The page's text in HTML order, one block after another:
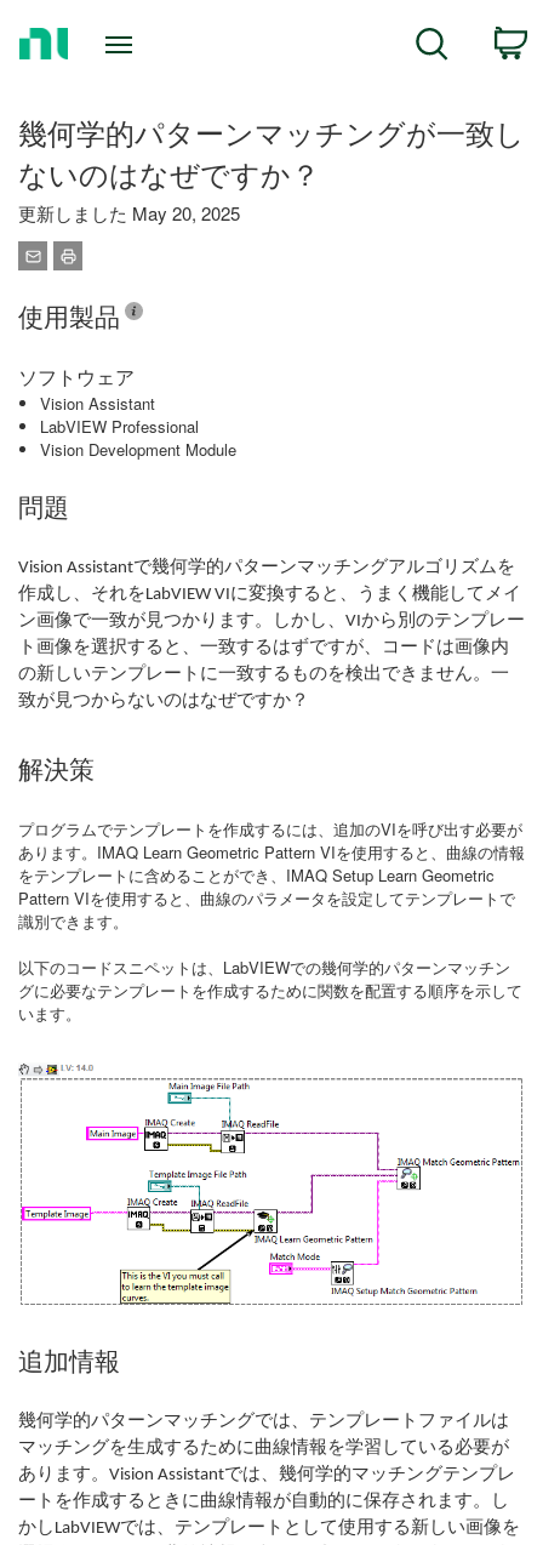
Search
幾何学的パターンマッチングが一致し
ないのはなぜですか？
更新しました May 20, 2025
使用製品
ソフトウェア
Vision Assistant
LabVIEW Professional
Vision Development Module
問題
Vision Assistantで幾何学的パターンマッチングアルゴリズムを
作成し、それをLabVIEW VIに変換すると、うまく機能してメイ
ン画像で一致が見つかります。しかし、VIから別のテンプレー
ト画像を選択すると、一致するはずですが、コードは画像内
の新しいテンプレートに一致するものを検出できません。一
致が見つからないのはなぜですか？
解決策
プログラムでテンプレートを作成するには、追加のVIを呼び出す必要が
あります。IMAQ Learn Geometric Pattern VIを使用すると、曲線の情報
をテンプレートに含めることができ、IMAQ Setup Learn Geometric
Pattern VIを使用すると、曲線のパラメータを設定してテンプレートで
識別できます。
以下のコードスニペットは、LabVIEWでの幾何学的パターンマッチン
グに必要なテンプレートを作成するために関数を配置する順序を示して
います。
追加情報
幾何学的パターンマッチングでは、テンプレートファイルは
マッチングを生成するために曲線情報を学習している必要が
あります。Vision Assistantでは、幾何学的マッチングテンプレ
ートを作成するときに曲線情報が自動的に保存されます。し
かしLabVIEWでは、テンプレートとして使用する新しい画像を